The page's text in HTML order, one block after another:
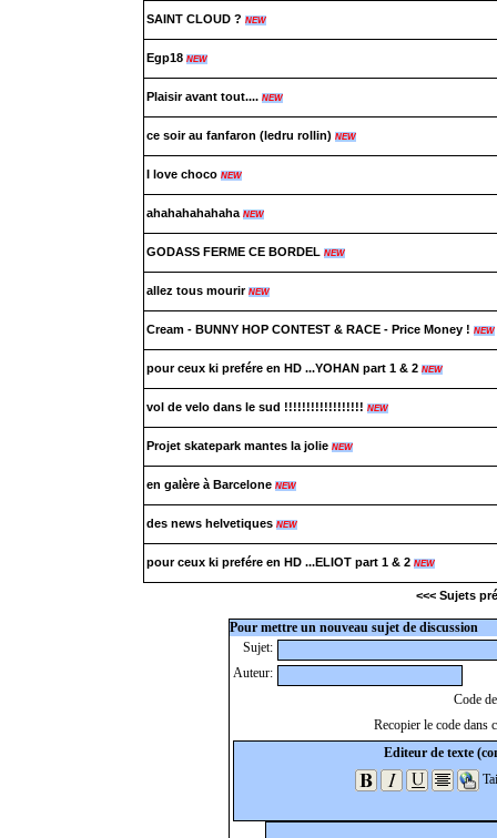
SAINT CLOUD ? NEW
Egp18 NEW
Plaisir avant tout.... NEW
ce soir au fanfaron (ledru rollin) NEW
I love choco NEW
ahahahahahaha NEW
GODASS FERME CE BORDEL NEW
allez tous mourir NEW
Cream - BUNNY HOP CONTEST & RACE - Price Money ! NEW
pour ceux ki prefére en HD ...YOHAN part 1 & 2 NEW
vol de velo dans le sud !!!!!!!!!!!!!!!!!! NEW
Projet skatepark mantes la jolie NEW
en galère à Barcelone NEW
des news helvetiques NEW
pour ceux ki prefére en HD ...ELIOT part 1 & 2 NEW
<<< Sujets
Pour mettre un nouveau sujet de discussion
Sujet:
Auteur:
Code
Recopier le code dans
Editeur de texte